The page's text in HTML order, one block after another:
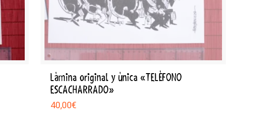
Lámina original y única «TELÉFONO
ESCACHARRADO»
40,00€